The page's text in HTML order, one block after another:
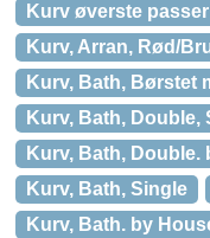
Kurv øverste
Kurv, Arran, Rød/
Kurv, Bath, Børstet
Kurv, Bath, Double,
Kurv, Bath, Double.
Kurv, Bath, Single
Kurv, Bath. by